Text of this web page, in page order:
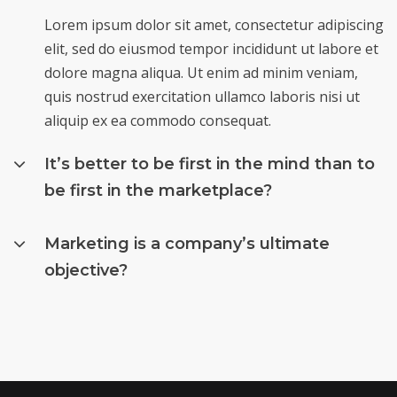
Lorem ipsum dolor sit amet, consectetur adipiscing
elit, sed do eiusmod tempor incididunt ut labore et
dolore magna aliqua. Ut enim ad minim veniam,
quis nostrud exercitation ullamco laboris nisi ut
aliquip ex ea commodo consequat.
It’s better to be first in the mind than to
be first in the marketplace?
Marketing is a company’s ultimate
objective?